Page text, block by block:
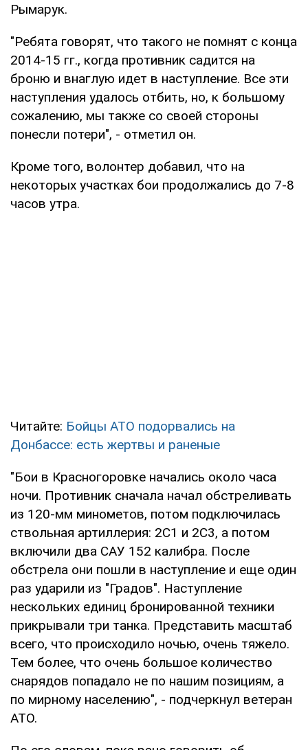
Рымарук.
"Ребята говорят, что такого не помнят с конца
2014-15 гг., когда противник садится на
броню и внаглую идет в наступление. Все эти
наступления удалось отбить, но, к большому
сожалению, мы также со своей стороны
понесли потери", - отметил он.
Кроме того, волонтер добавил, что на
некоторых участках бои продолжались до 7-8
часов утра.
Читайте: Бойцы АТО подорвались на
Донбассе: есть жертвы и раненые
"Бои в Красногоровке начались около часа
ночи. Противник сначала начал обстреливать
из 120-мм минометов, потом подключилась
ствольная артиллерия: 2С1 и 2С3, а потом
включили два САУ 152 калибра. После
обстрела они пошли в наступление и еще один
раз ударили из "Градов". Наступление
нескольких единиц бронированной техники
прикрывали три танка. Представить масштаб
всего, что происходило ночью, очень тяжело.
Тем более, что очень большое количество
снарядов попадало не по нашим позициям, а
по мирному населению", - подчеркнул ветеран
АТО.